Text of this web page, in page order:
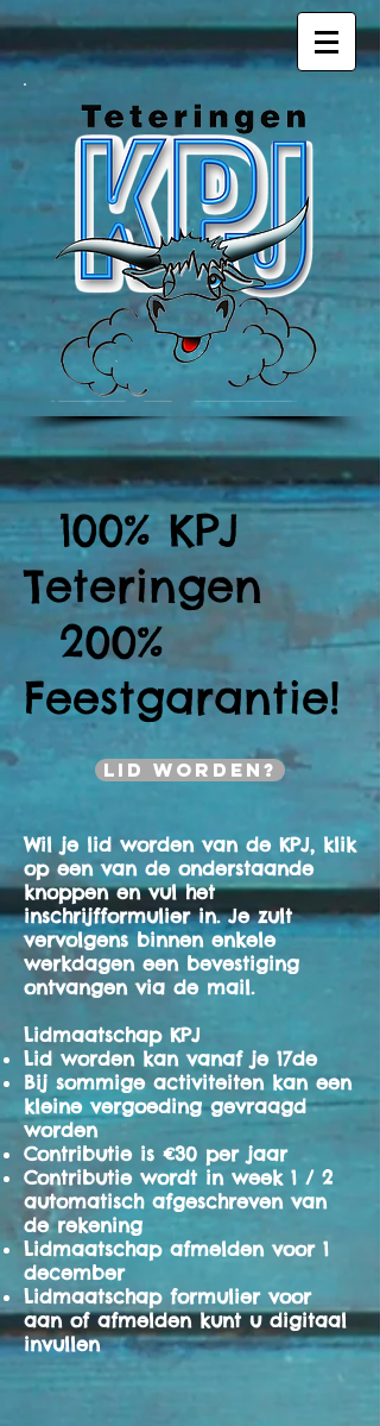
100% KPJ
Teteringen
200%
Feestgarantie!
Lid worden?
Wil je lid worden van de KPJ, klik
op een van de onderstaande
knoppen en vul het
inschrijfformulier in. Je zult
vervolgens binnen enkele
werkdagen een bevestiging
ontvangen via de mail.
Lidmaatschap KPJ
Lid worden kan vanaf je 17de
Bij sommige activiteiten kan een
kleine vergoeding gevraagd
worden
Contributie is €30 per jaar
Contributie wordt in week 1 / 2
automatisch afgeschreven van
de rekening
Lidmaatschap afmelden voor 1
december
Lidmaatschap formulier voor
aan of afmelden kunt u digitaal
invullen